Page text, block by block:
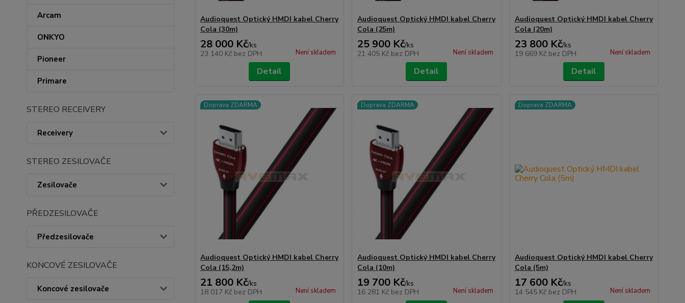
Arcam
ONKYO
Pioneer
Primare
STEREO RECEIVERY
Receivery
STEREO ZESILOVAČE
Zesilovače
PŘEDZESILOVAČE
Předzesilovače
KONCOVÉ ZESILOVAČE
Koncové zesilovače
Audioquest Optický HMDI kabel Cherry
Cola (30m)
28 000 Kč/ks
23 140 Kč bez DPH Není skladem
Detail
Audioquest Optický HMDI kabel Cherry
Cola (25m)
25 900 Kč/ks
21 405 Kč bez DPH Není skladem
Detail
Audioquest Optický HMDI kabel Cherry
Cola (20m)
23 800 Kč/ks
19 669 Kč bez DPH Není skladem
Detail
Doprava ZDARMA
Audioquest Optický HMDI kabel Cherry
Cola (15,2m)
21 800 Kč/ks
18 017 Kč bez DPH Není skladem
Doprava ZDARMA
Audioquest Optický HMDI kabel Cherry
Cola (10m)
19 700 Kč/ks
16 281 Kč bez DPH Není skladem
Doprava ZDARMA
Audioquest Optický HMDI kabel Cherry
Cola (5m)
17 600 Kč/ks
14 545 Kč bez DPH Není skladem